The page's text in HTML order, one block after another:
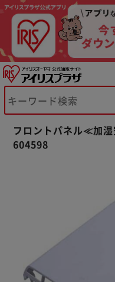
フロントパネル≪加
604598
※ご確認ください
カートに入れる